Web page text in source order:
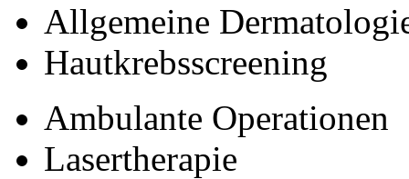
Allgemeine
Hautkrebsscreening
Ambulante Operationen
Lasertherapie